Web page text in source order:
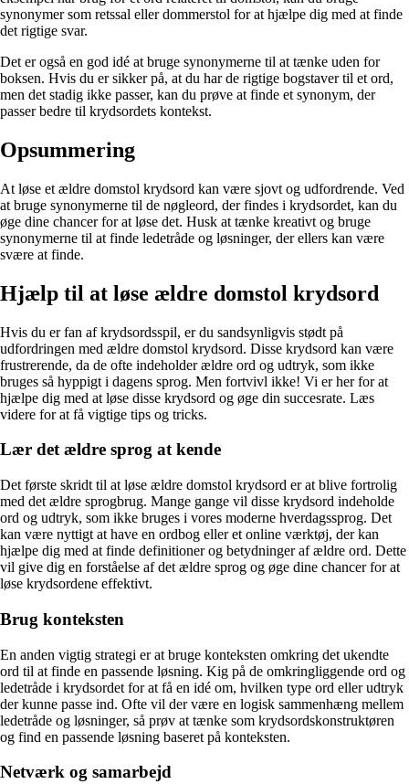
synonymer som retssal eller dommerstol for at hjælpe dig med at finde
det rigtige svar.
Det er også en god idé at bruge synonymerne til at tænke uden for
boksen. Hvis du er sikker på, at du har de rigtige bogstaver til et ord,
men det stadig ikke passer, kan du prøve at finde et synonym, der
passer bedre til krydsordets kontekst.
Opsummering
At løse et ældre domstol krydsord kan være sjovt og udfordrende. Ved
at bruge synonymerne til de nøgleord, der findes i krydsordet, kan du
øge dine chancer for at løse det. Husk at tænke kreativt og bruge
synonymerne til at finde ledetråde og løsninger, der ellers kan være
svære at finde.
Hjælp til at løse ældre domstol krydsord
Hvis du er fan af krydsordsspil, er du sandsynligvis stødt på
udfordringen med ældre domstol krydsord. Disse krydsord kan være
frustrerende, da de ofte indeholder ældre ord og udtryk, som ikke
bruges så hyppigt i dagens sprog. Men fortvivl ikke! Vi er her for at
hjælpe dig med at løse disse krydsord og øge din succesrate. Læs
videre for at få vigtige tips og tricks.
Lær det ældre sprog at kende
Det første skridt til at løse ældre domstol krydsord er at blive fortrolig
med det ældre sprogbrug. Mange gange vil disse krydsord indeholde
ord og udtryk, som ikke bruges i vores moderne hverdagssprog. Det
kan være nyttigt at have en ordbog eller et online værktøj, der kan
hjælpe dig med at finde definitioner og betydninger af ældre ord. Dette
vil give dig en forståelse af det ældre sprog og øge dine chancer for at
løse krydsordene effektivt.
Brug konteksten
En anden vigtig strategi er at bruge konteksten omkring det ukendte
ord til at finde en passende løsning. Kig på de omkringliggende ord og
ledetråde i krydsordet for at få en idé om, hvilken type ord eller udtryk
der kunne passe ind. Ofte vil der være en logisk sammenhæng mellem
ledetråde og løsninger, så prøv at tænke som krydsordskonstruktøren
og find en passende løsning baseret på konteksten.
Netværk og samarbejd